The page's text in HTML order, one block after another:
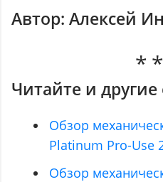
Автор: Алексей
Читайте и другие
Обзор
Platinum Pro-Use
Обзор